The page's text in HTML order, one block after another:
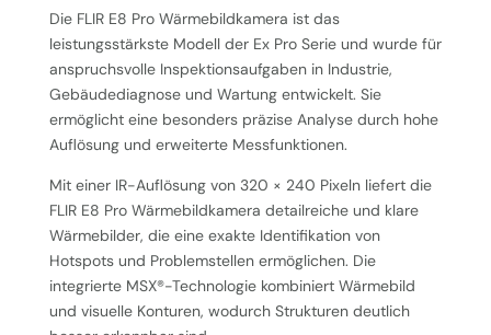
Die FLIR E8 Pro Wärmebildkamera ist das
leistungsstärkste Modell der Ex Pro Serie und wurde für
anspruchsvolle Inspektionsaufgaben in Industrie,
Gebäudediagnose und Wartung entwickelt. Sie
ermöglicht eine besonders präzise Analyse durch hohe
Auflösung und erweiterte Messfunktionen.
Mit einer IR-Auflösung von 320 × 240 Pixeln liefert die
FLIR E8 Pro Wärmebildkamera detailreiche und klare
Wärmebilder, die eine exakte Identifikation von
Hotspots und Problemstellen ermöglichen. Die
integrierte MSX®-Technologie kombiniert Wärmebild
und visuelle Konturen, wodurch Strukturen deutlich